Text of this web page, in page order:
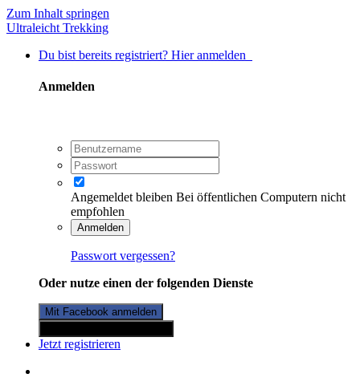
Zum Inhalt springen
Ultraleicht Trekking
Du bist bereits registriert? Hier anmelden
Anmelden
Angemeldet bleiben Bei öffentlichen Computern nicht
empfohlen
Anmelden
Passwort vergessen?
Oder nutze einen der folgenden Dienste
Mit Facebook anmelden
Jetzt registrieren